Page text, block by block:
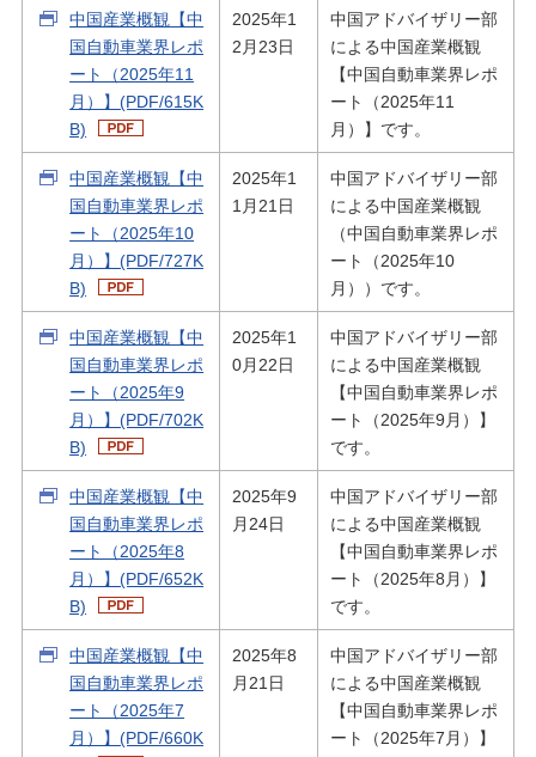
中国産業概観【中
国自動車業界レポ
ート（2025年11
月）】(PDF/615K
B)
2025年1
2月23日
中国アドバイザリー部
による中国産業概観
【中国自動車業界レポ
ート（2025年11
月）】です。
中国産業概観【中
国自動車業界レポ
ート（2025年10
月）】(PDF/727K
B)
2025年1
1月21日
中国アドバイザリー部
による中国産業概観
（中国自動車業界レポ
ート（2025年10
月））です。
中国産業概観【中
国自動車業界レポ
ート（2025年9
月）】(PDF/702K
B)
2025年1
0月22日
中国アドバイザリー部
による中国産業概観
【中国自動車業界レポ
ート（2025年9月）】
です。
中国産業概観【中
国自動車業界レポ
ート（2025年8
月）】(PDF/652K
B)
2025年9
月24日
中国アドバイザリー部
による中国産業概観
【中国自動車業界レポ
ート（2025年8月）】
です。
中国産業概観【中
国自動車業界レポ
ート（2025年7
月）】(PDF/660K
2025年8
月21日
中国アドバイザリー部
による中国産業概観
【中国自動車業界レポ
ート（2025年7月）】